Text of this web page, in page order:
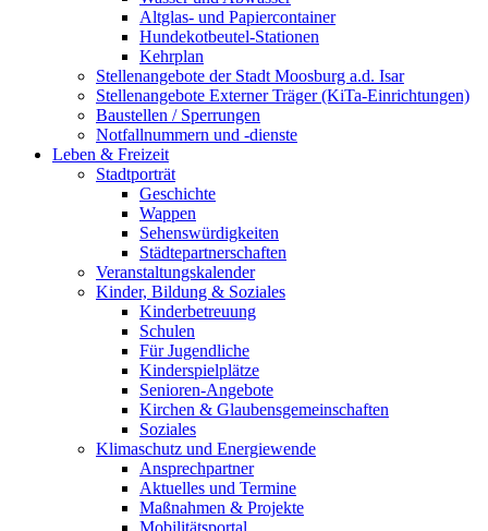
Altglas- und Papiercontainer
Hundekotbeutel-Stationen
Kehrplan
Stellenangebote der Stadt Moosburg a.d. Isar
Stellenangebote Externer Träger (KiTa-Einrichtungen)
Baustellen / Sperrungen
Notfallnummern und -dienste
Leben & Freizeit
Stadtporträt
Geschichte
Wappen
Sehenswürdigkeiten
Städtepartnerschaften
Veranstaltungskalender
Kinder, Bildung & Soziales
Kinderbetreuung
Schulen
Für Jugendliche
Kinderspielplätze
Senioren-Angebote
Kirchen & Glaubensgemeinschaften
Soziales
Klimaschutz und Energiewende
Ansprechpartner
Aktuelles und Termine
Maßnahmen & Projekte
Mobilitätsportal